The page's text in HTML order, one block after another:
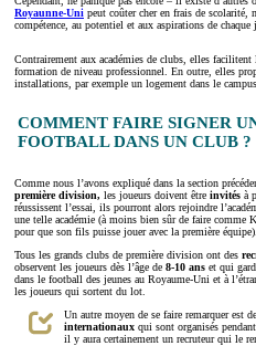
Royaunne-Uni peut coûter cher en frais de scolarité,
compétence, au potentiel et aux aspirations de chaque
Contrairement aux académies de clubs, elles facilitent
formation de niveau professionnel. En outre, elles
installations, par exemple un logement dans le campus.
COMMENT FAIRE SIGNER
FOOTBALL DANS UN CLUB ?
Comme nous l’avons expliqué dans la section
première division, les joueurs doivent être invités à
réussissent l’essai, ils pourront alors rejoindre
une telle académie (à moins bien sûr de faire comme
pour que son fils puisse jouer avec la première équipe).
Tous les grands clubs de première division ont des
observent les joueurs dès l’âge de 8-10 ans et qui
dans le football des jeunes au Royaume-Uni et à
les joueurs qui sortent du lot.
Un autre moyen de se faire remarquer est
internationaux qui sont organisés
il y aura certainement un recruteur qui le